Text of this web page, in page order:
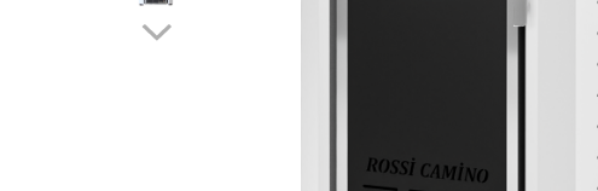
Accesorii pompe de caldura